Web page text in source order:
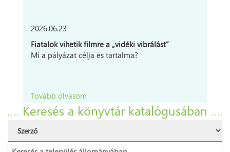
2026.06.23
Fiatalok vihetik filmre a „vidéki vibrálást”
Mi a pályázat célja és tartalma?
Tovább olvasom
Keresés a könyvtár katalógusában